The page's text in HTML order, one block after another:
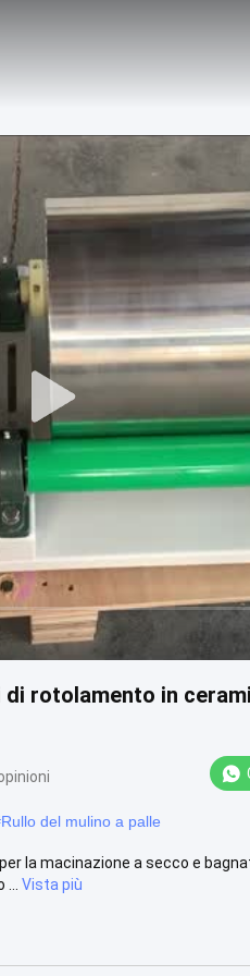
rotolamento in
Rullo del mulino a palle
la macinazione a secco e
Vista più